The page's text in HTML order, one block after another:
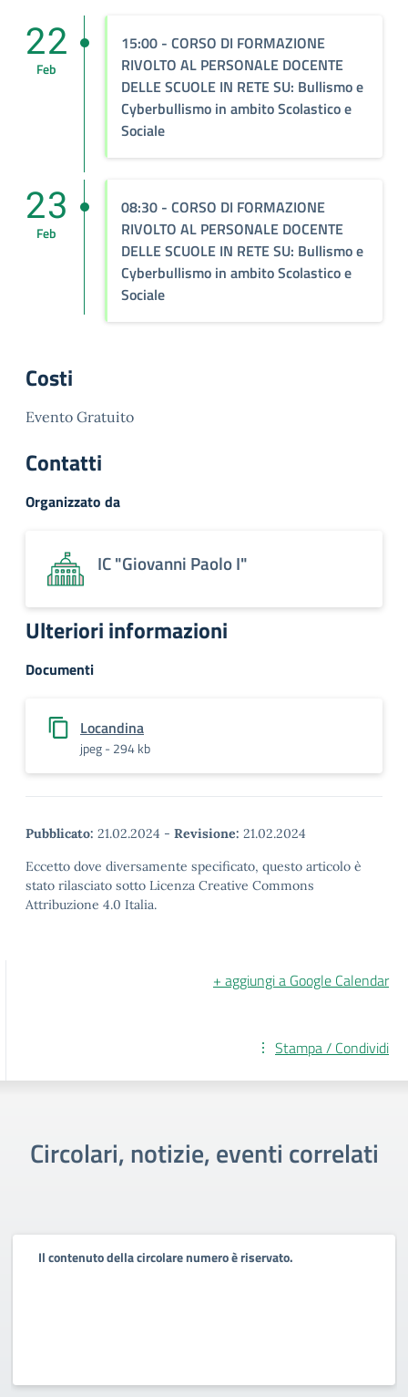
22
Feb
15:00 - CORSO DI FORMAZIONE
RIVOLTO AL PERSONALE DOCENTE
DELLE SCUOLE IN RETE SU: Bullismo e
Cyberbullismo in ambito Scolastico e
Sociale
23
Feb
08:30 - CORSO DI FORMAZIONE
RIVOLTO AL PERSONALE DOCENTE
DELLE SCUOLE IN RETE SU: Bullismo e
Cyberbullismo in ambito Scolastico e
Sociale
Costi
Evento Gratuito
Contatti
Organizzato da
IC "Giovanni Paolo I"
Ulteriori informazioni
Documenti
Locandina
jpeg - 294 kb
Pubblicato: 21.02.2024 - Revisione: 21.02.2024
Eccetto dove diversamente specificato, questo articolo è
stato rilasciato sotto Licenza Creative Commons
Attribuzione 4.0 Italia.
+ aggiungi a Google Calendar
Stampa / Condividi
Circolari, notizie, eventi correlati
Il contenuto della circolare numero è riservato.